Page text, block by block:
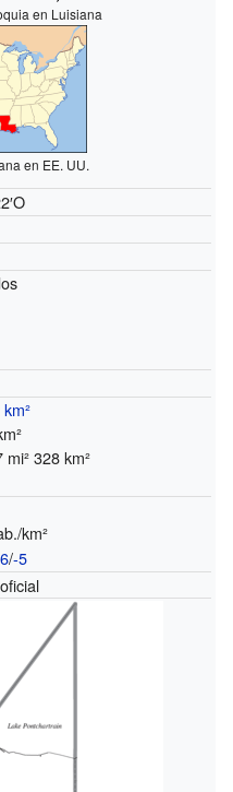
en Luisiana
en EE. UU.
km²
328 km²
km²
/-5